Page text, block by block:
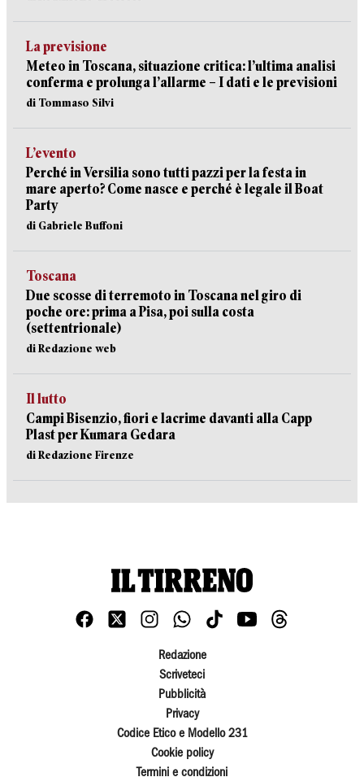
La previsione
Meteo in Toscana, situazione critica: l’ultima analisi
conferma e prolunga l’allarme – I dati e le previsioni
di Tommaso Silvi
L’evento
Perché in Versilia sono tutti pazzi per la festa in
mare aperto? Come nasce e perché è legale il Boat
Party
di Gabriele Buffoni
Toscana
Due scosse di terremoto in Toscana nel giro di
poche ore: prima a Pisa, poi sulla costa
(settentrionale)
di Redazione web
Il lutto
Campi Bisenzio, fiori e lacrime davanti alla Capp
Plast per Kumara Gedara
di Redazione Firenze
Redazione
Scriveteci
Pubblicità
Privacy
Codice Etico e Modello 231
Cookie policy
Termini e condizioni